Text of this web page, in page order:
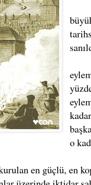
o
en güçlü, en